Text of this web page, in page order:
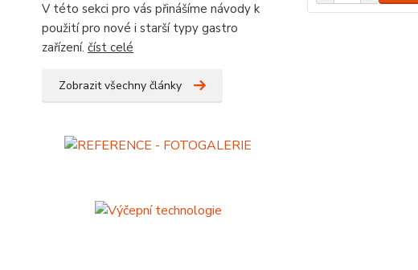
V této sekci pro vás přinášíme návody k
použití pro nové i starší typy gastro
zařízení. číst celé
Zobrazit všechny články